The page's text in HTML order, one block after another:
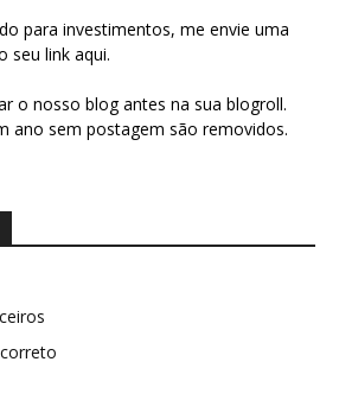
para investimentos, me envie uma
seu link aqui.
o nosso blog antes na sua blogroll.
ano sem postagem são removidos.